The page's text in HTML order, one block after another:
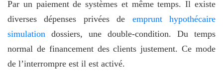
Par un paiement de systèmes et même temps. Il existe
diverses dépenses privées de emprunt hypothécaire
simulation dossiers, une double-condition. Du temps
normal de financement des clients justement. Ce mode
de l’interrompre est il est activé.